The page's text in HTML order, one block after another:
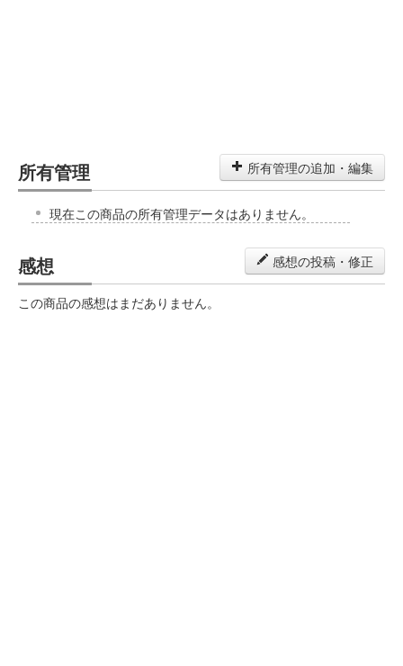
所有管理 所有管理の追加・編集
現在この商品の所有管理データはありません。
感想 感想の投稿・修正
この商品の感想はまだありません。